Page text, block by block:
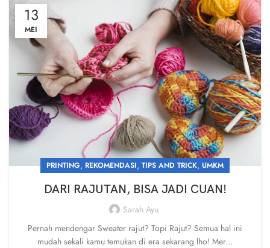
13
MEI
PRINTING, REKOMENDASI, TIPS AND TRICK, UMKM
DARI RAJUTAN, BISA JADI CUAN!
Sarah Ayu
Pernah mendengar Sweater rajut? Topi Rajut? Semua hal ini
mudah sekali kamu temukan di era sekarang lho! Mer...